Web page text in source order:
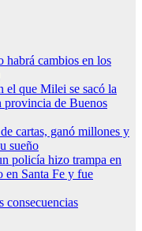
habrá cambios en los
el que Milei se sacó la
provincia de Buenos
cartas, ganó millones y
sueño
policía hizo trampa en
en Santa Fe y fue
consecuencias